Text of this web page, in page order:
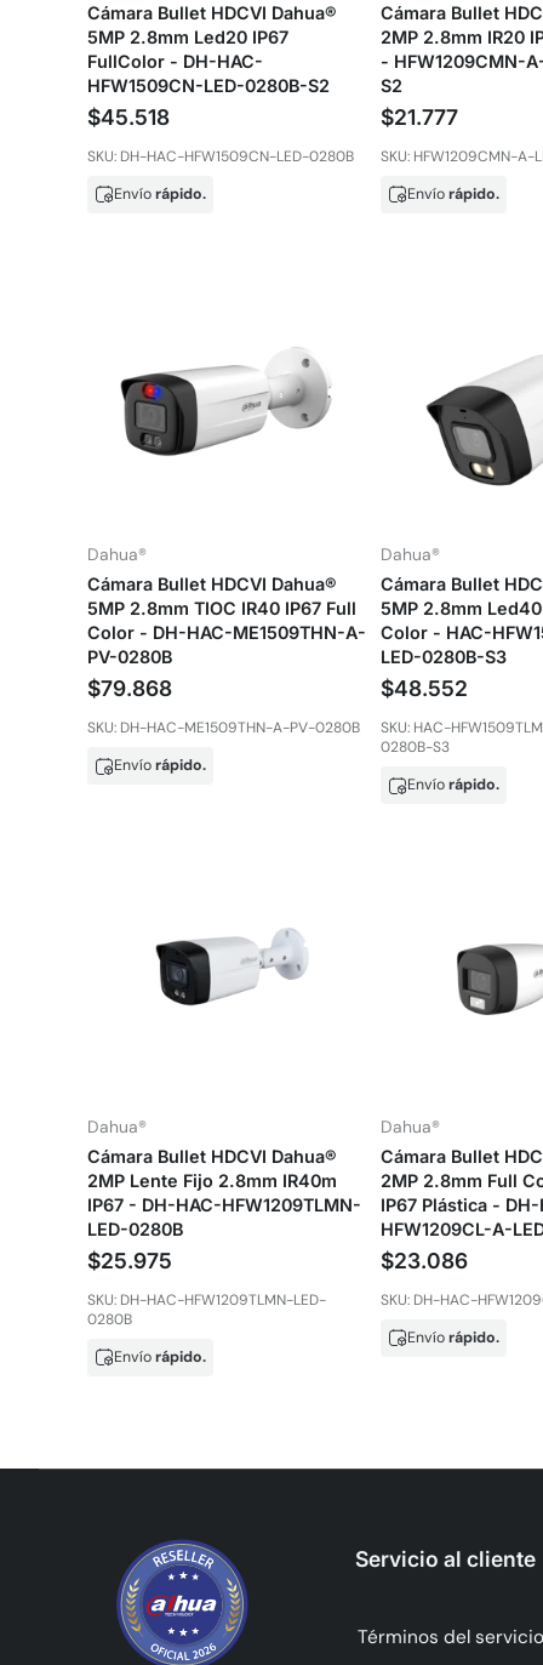
Cámara Bullet HDCVI Dahua®
5MP 2.8mm Led20 IP67
FullColor - DH-HAC-
HFW1509CN-LED-0280B-S2
$45.518
SKU: DH-HAC-HFW1509CN-LED-0280B
Envíorápido.
Cámara Bullet
2MP 2.8mm IR20
- HFW1209CMN-
S2
$21.777
SKU: HFW1209CMN-
Envíorápido.
Dahua®
Cámara Bullet HDCVI Dahua®
5MP 2.8mm TIOC IR40 IP67 Full
Color - DH-HAC-ME1509THN-A-
PV-0280B
$79.868
SKU: DH-HAC-ME1509THN-A-PV-0280B
Envíorápido.
Dahua®
Cámara Bullet
5MP 2.8mm
Color - HAC-
LED-0280B-S3
$48.552
SKU: HAC-
0280B-S3
Envíorápido.
Dahua®
Cámara Bullet HDCVI Dahua®
2MP Lente Fijo 2.8mm IR40m
IP67 - DH-HAC-HFW1209TLMN-
LED-0280B
$25.975
SKU: DH-HAC-HFW1209TLMN-LED-
0280B
Envíorápido.
Dahua®
Cámara Bullet
2MP 2.8mm Full
IP67 Plástica -
HFW1209CL-A-
$23.086
SKU: DH-HAC-
Envíorápido.
Servicio al cliente
Términos del servicio